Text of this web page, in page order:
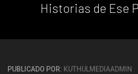
Historias de Ese
PUBLICADO POR: KUTHULMEDIAADMIN